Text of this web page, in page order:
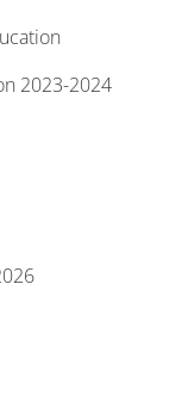
2023-2024